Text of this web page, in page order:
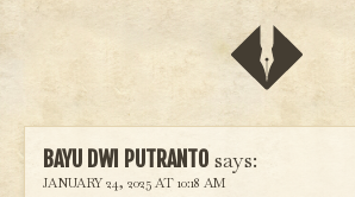
tentang Prabu
sebagai raja Majapahit,
Serat Babad Banyumas
melanjutkan
dengan keberadaan
Kadipaten Wirasaba.
BAYU DWI PUTRANTO says:
JANUARY 24, 2025 AT 10:18 AM